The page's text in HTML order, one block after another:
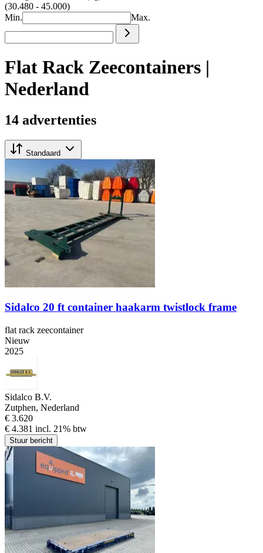
(30.480 - 45.000)
Min.
Max.
Flat Rack Zeecontainers |
Nederland
14 advertenties
Standaard
Sidalco 20 ft container haakarm twistlock frame
flat rack zeecontainer
Nieuw
2025
Sidalco B.V.
Zutphen, Nederland
€ 3.620
€ 4.381 incl. 21% btw
Stuur bericht